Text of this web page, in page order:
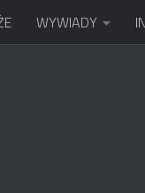
WYWIADY